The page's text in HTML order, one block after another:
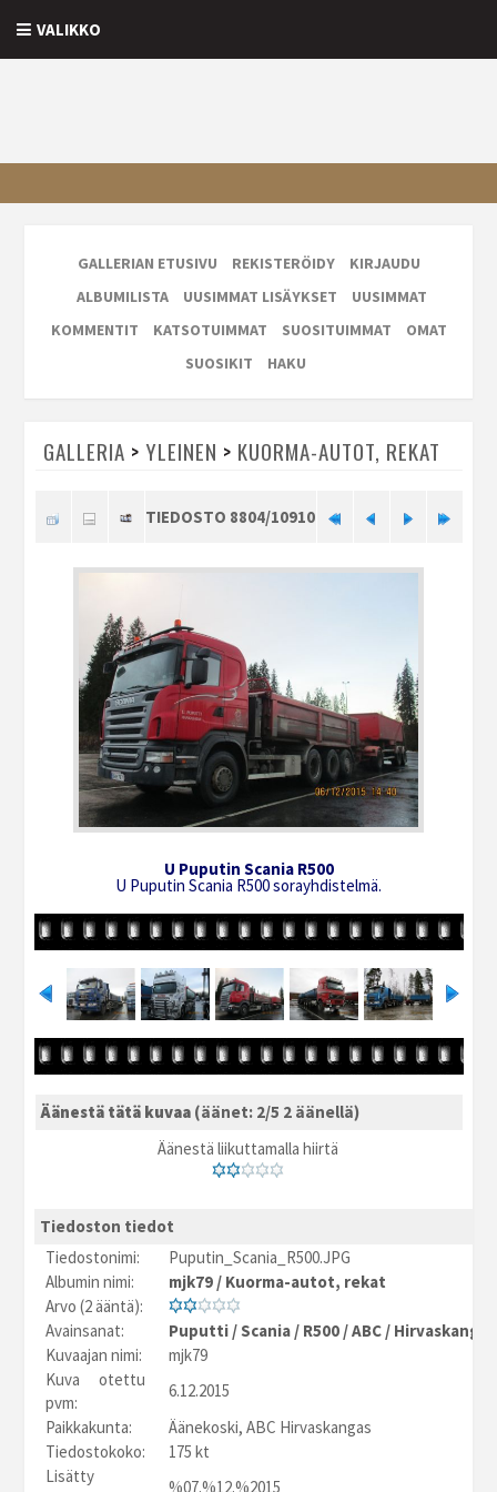
VALIKKO
GALLERIAN ETUSIVU REKISTERÖIDY
KIRJAUDU
ALBUMILISTA
UUSIMMAT LISÄYKSET
UUSIMMAT
KOMMENTIT
KATSOTUIMMAT SUOSITUIMMAT
OMAT
SUOSIKIT
HAKU
GALLERIA > YLEINEN > KUORMA-AUTOT, REKAT
TIEDOSTO 8804/10910
U Puputin Scania R500
U Puputin Scania R500 sorayhdistelmä.
Äänestä tätä kuvaa (äänet: 2/5 2 äänellä)
Äänestä liikuttamalla hiirtä
Tiedoston tiedot
Tiedostonimi:
Puputin_Scania_R500.JPG
Albumin nimi:
mjk79 / Kuorma-autot, rekat
Arvo (2 ääntä):
Avainsanat:
Puputti /Scania / R500 /ABC / Hirvaskangas
Kuvaajan nimi:
mjk79
Kuva otettu
pvm:
6.12.2015
Paikkakunta:
Äänekoski, ABC Hirvaskangas
Tiedostokoko:
175 kt
Lisätty
%07.%12.%2015